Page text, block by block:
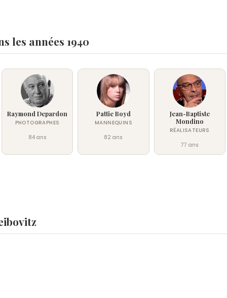
les années 1940
Raymond Depardon
PHOTOGRAPHES
84 ans
Pattie Boyd
MANNEQUINS
82 ans
Jean-Baptiste
Mondino
RÉALISATEURS
77 ans